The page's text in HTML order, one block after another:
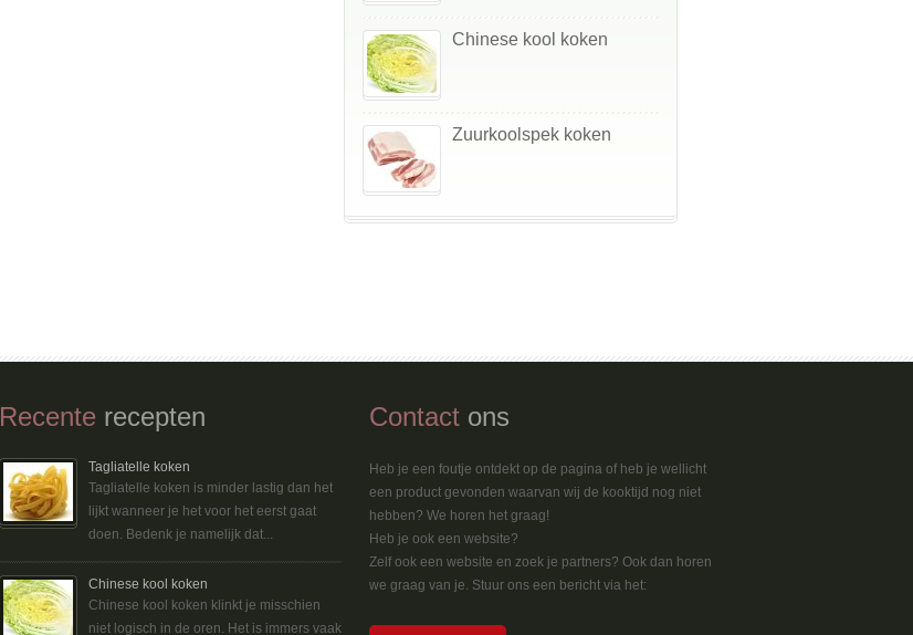
Chinese kool koken
Zuurkoolspek koken
Recente recepten
Tagliatelle koken
Tagliatelle koken is minder lastig dan het
lijkt wanneer je het voor het eerst gaat
doen. Bedenk je namelijk dat...
Chinese kool koken
Chinese kool koken klinkt je misschien
niet logisch in de oren. Het is immers vaak
Contact ons
Heb je een foutje ontdekt op de pagina of heb je wellicht
een product gevonden waarvan wij de kooktijd nog niet
hebben? We horen het graag!
Heb je ook een website?
Zelf ook een website en zoek je partners? Ook dan horen
we graag van je. Stuur ons een bericht via het: